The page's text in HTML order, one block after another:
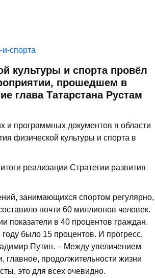
культуры и спорта провёл
прошедшем в
глава Татарстана Рустам
и программных документов в области
физической культуры и спорта в
реализации Стратегии развития
занимающихся спортом регулярно,
почти 60 миллионов человек.
показатели в 40 процентов граждан.
было 15 процентов. И прогресс,
Путин. – Между увеличением
продолжительности жизни
это для всех очевидно.